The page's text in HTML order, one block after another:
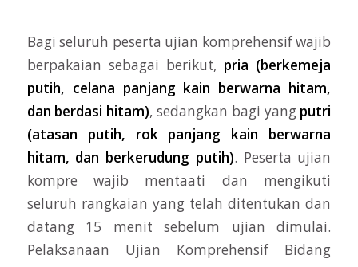
Bagi seluruh peserta ujian komprehensif wajib
berpakaian sebagai berikut, pria (berkemeja
putih, celana panjang kain berwarna hitam,
dan berdasi hitam), sedangkan bagi yang putri
(atasan putih, rok panjang kain berwarna
hitam, dan berkerudung putih). Peserta ujian
kompre wajib mentaati dan mengikuti
seluruh rangkaian yang telah ditentukan dan
datang 15 menit sebelum ujian dimulai.
Pelaksanaan Ujian Komprehensif Bidang